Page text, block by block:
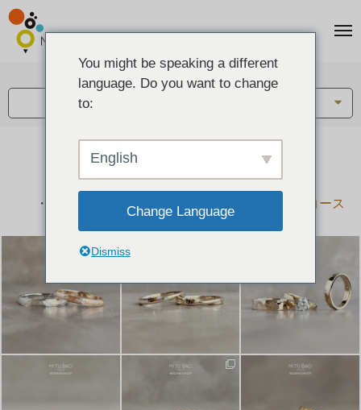
結婚指輪とペアリングのデザイン集
下記コースで手作りされた作品をご紹介します
手作り結婚指輪コース
手作りペアリングコース
You might be speaking a different
language. Do you want to change
to:
English
Change Language
Dismiss